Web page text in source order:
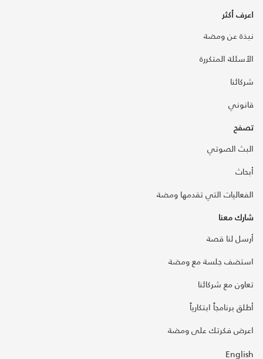
اعرف أكثر
نبذة عن ومضة
الأسئلة المتكررة
شركائنا
قانوني
تصفح
البث الصوتي
أبحاث
الفعاليات التي تقدمها ومضة
شارك معنا
أرسل لنا قصة
استضف جلسة مع ومضة
تعاون مع شركائنا
أطلق برنامجاً ابتكارياً
اعرض فكرتك على ومضة
English